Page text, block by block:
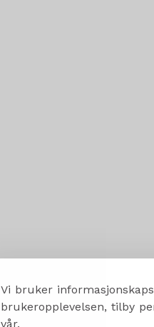
Vi bruker
brukeropplevelsen, tilby
vår.